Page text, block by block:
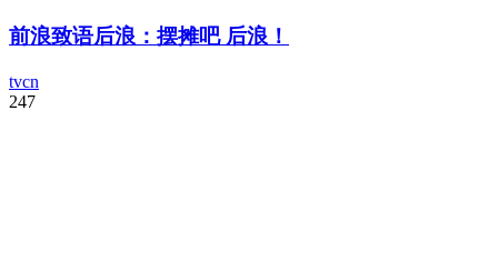
前浪致语后浪：摆摊吧 后浪！
tvcn
247